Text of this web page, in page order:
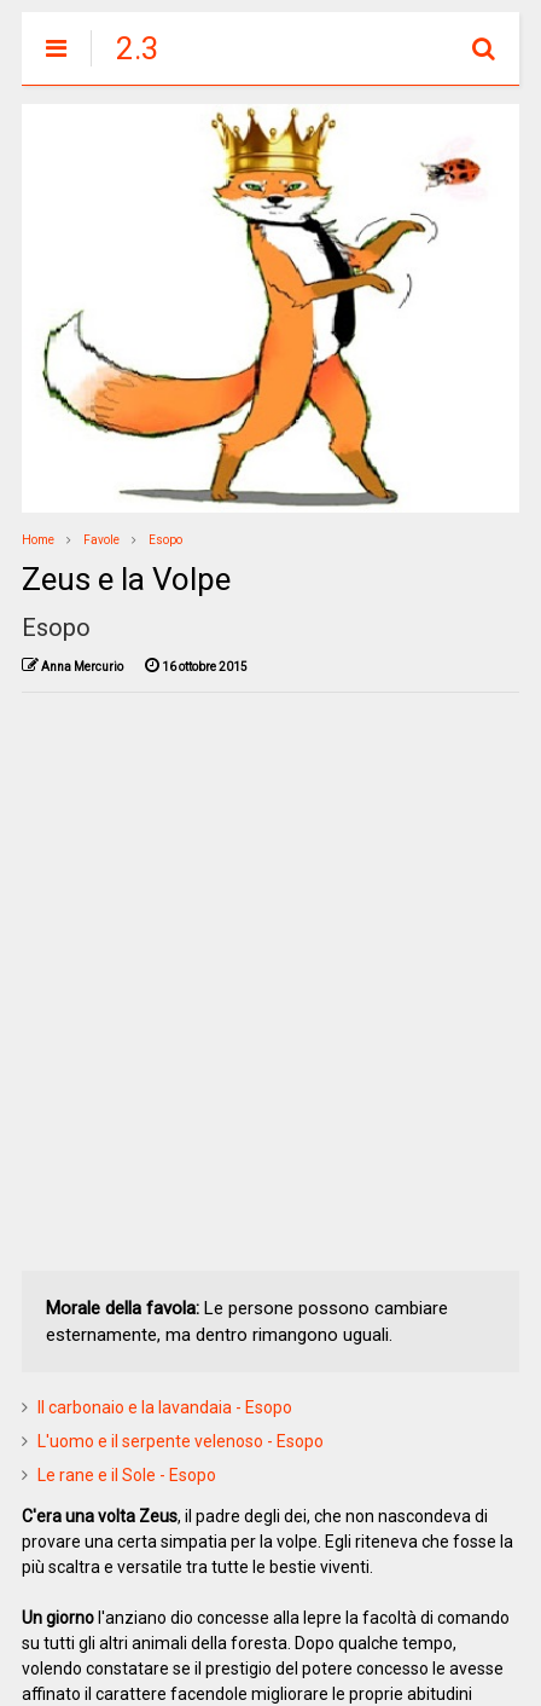
2.3
Home Favole Esopo
Zeus e la Volpe
Esopo
Anna Mercurio 16 ottobre 2015
Morale della favola:Le persone possono cambiare
esternamente, ma dentro rimangono uguali.
Il carbonaio e la lavandaia - Esopo
L'uomo e il serpente velenoso - Esopo
Le rane e il Sole - Esopo
C'era una volta Zeus, il padre degli dei, che non nascondeva di
provare una certa simpatia per la volpe. Egli riteneva che fosse la
più scaltra e versatile tra tutte le bestie viventi.
Un giornol'anziano dio concesse alla lepre la facoltà di comando
su tutti gli altri animali della foresta. Dopo qualche tempo,
volendo constatare se il prestigio del potere concesso le avesse
affinato il carattere facendole migliorare le proprie abitudini